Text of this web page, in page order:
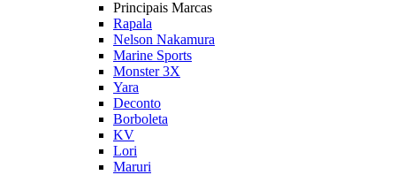
Principais Marcas
Rapala
Nelson Nakamura
Marine Sports
Monster 3X
Yara
Deconto
Borboleta
KV
Lori
Maruri